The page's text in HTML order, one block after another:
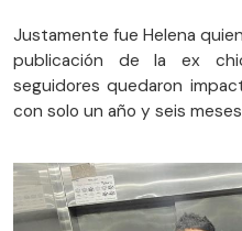
Justamente fue Helena
publicación de la ex
seguidores quedaron
con solo un año y seis